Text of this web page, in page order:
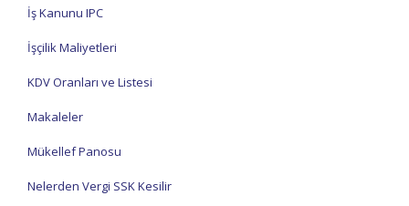
İş Kanunu IPC
İşçilik Maliyetleri
KDV Oranları ve Listesi
Makaleler
Mükellef Panosu
Nelerden Vergi SSK Kesilir